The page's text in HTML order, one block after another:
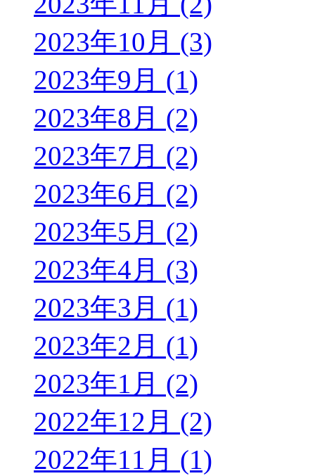
2023年10月 (3)
2023年9月 (1)
2023年8月 (2)
2023年7月 (2)
2023年6月 (2)
2023年5月 (2)
2023年4月 (3)
2023年3月 (1)
2023年2月 (1)
2023年1月 (2)
2022年12月 (2)
2022年11月 (1)